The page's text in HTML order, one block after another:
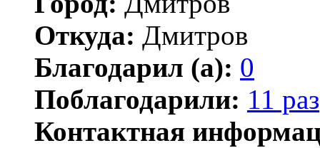
Откуда: Дмитров
Благодарил (а): 0
Поблагодарили: 11 раз
Контактная